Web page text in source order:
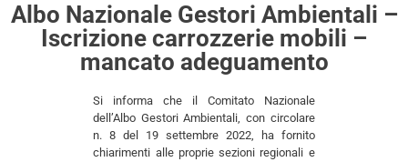
Albo Nazionale Gestori Ambientali –
Iscrizione carrozzerie mobili –
mancato adeguamento
Si informa che il Comitato Nazionale
dell’Albo Gestori Ambientali, con circolare
n. 8 del 19 settembre 2022, ha fornito
chiarimenti alle proprie sezioni regionali e